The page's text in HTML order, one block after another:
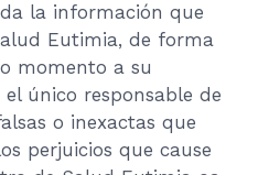
la información que
Eutimia, de forma
momento a su
único responsable de
o inexactas que
perjuicios que cause